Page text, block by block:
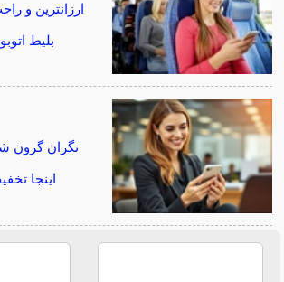
ارزانترین و
بلیط
نگران گرون
اینجا